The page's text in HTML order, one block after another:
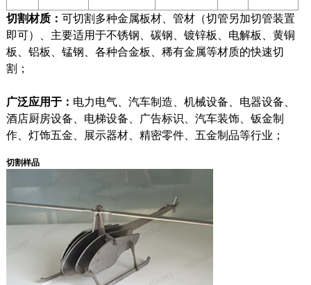
切割材质： 可切割多种金属板材、管材（切管另加切管装置
即可）、主要适用于不锈钢、碳钢、镀锌板、电解板、黄铜
板、铝板、锰钢、各种合金板、稀有金属等材质的快速切
割；
广泛应用于： 电力电气、汽车制造、机械设备、电器设备、
酒店厨房设备、电梯设备、广告标识、汽车装饰、钣金制
作、灯饰五金、展示器材、精密零件、五金制品等行业；
切割样品